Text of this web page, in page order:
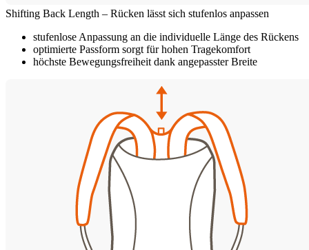
Shifting Back Length – Rücken lässt sich stufenlos anpassen
stufenlose Anpassung an die individuelle Länge des Rückens
optimierte Passform sorgt für hohen Tragekomfort
höchste Bewegungsfreiheit dank angepasster Breite